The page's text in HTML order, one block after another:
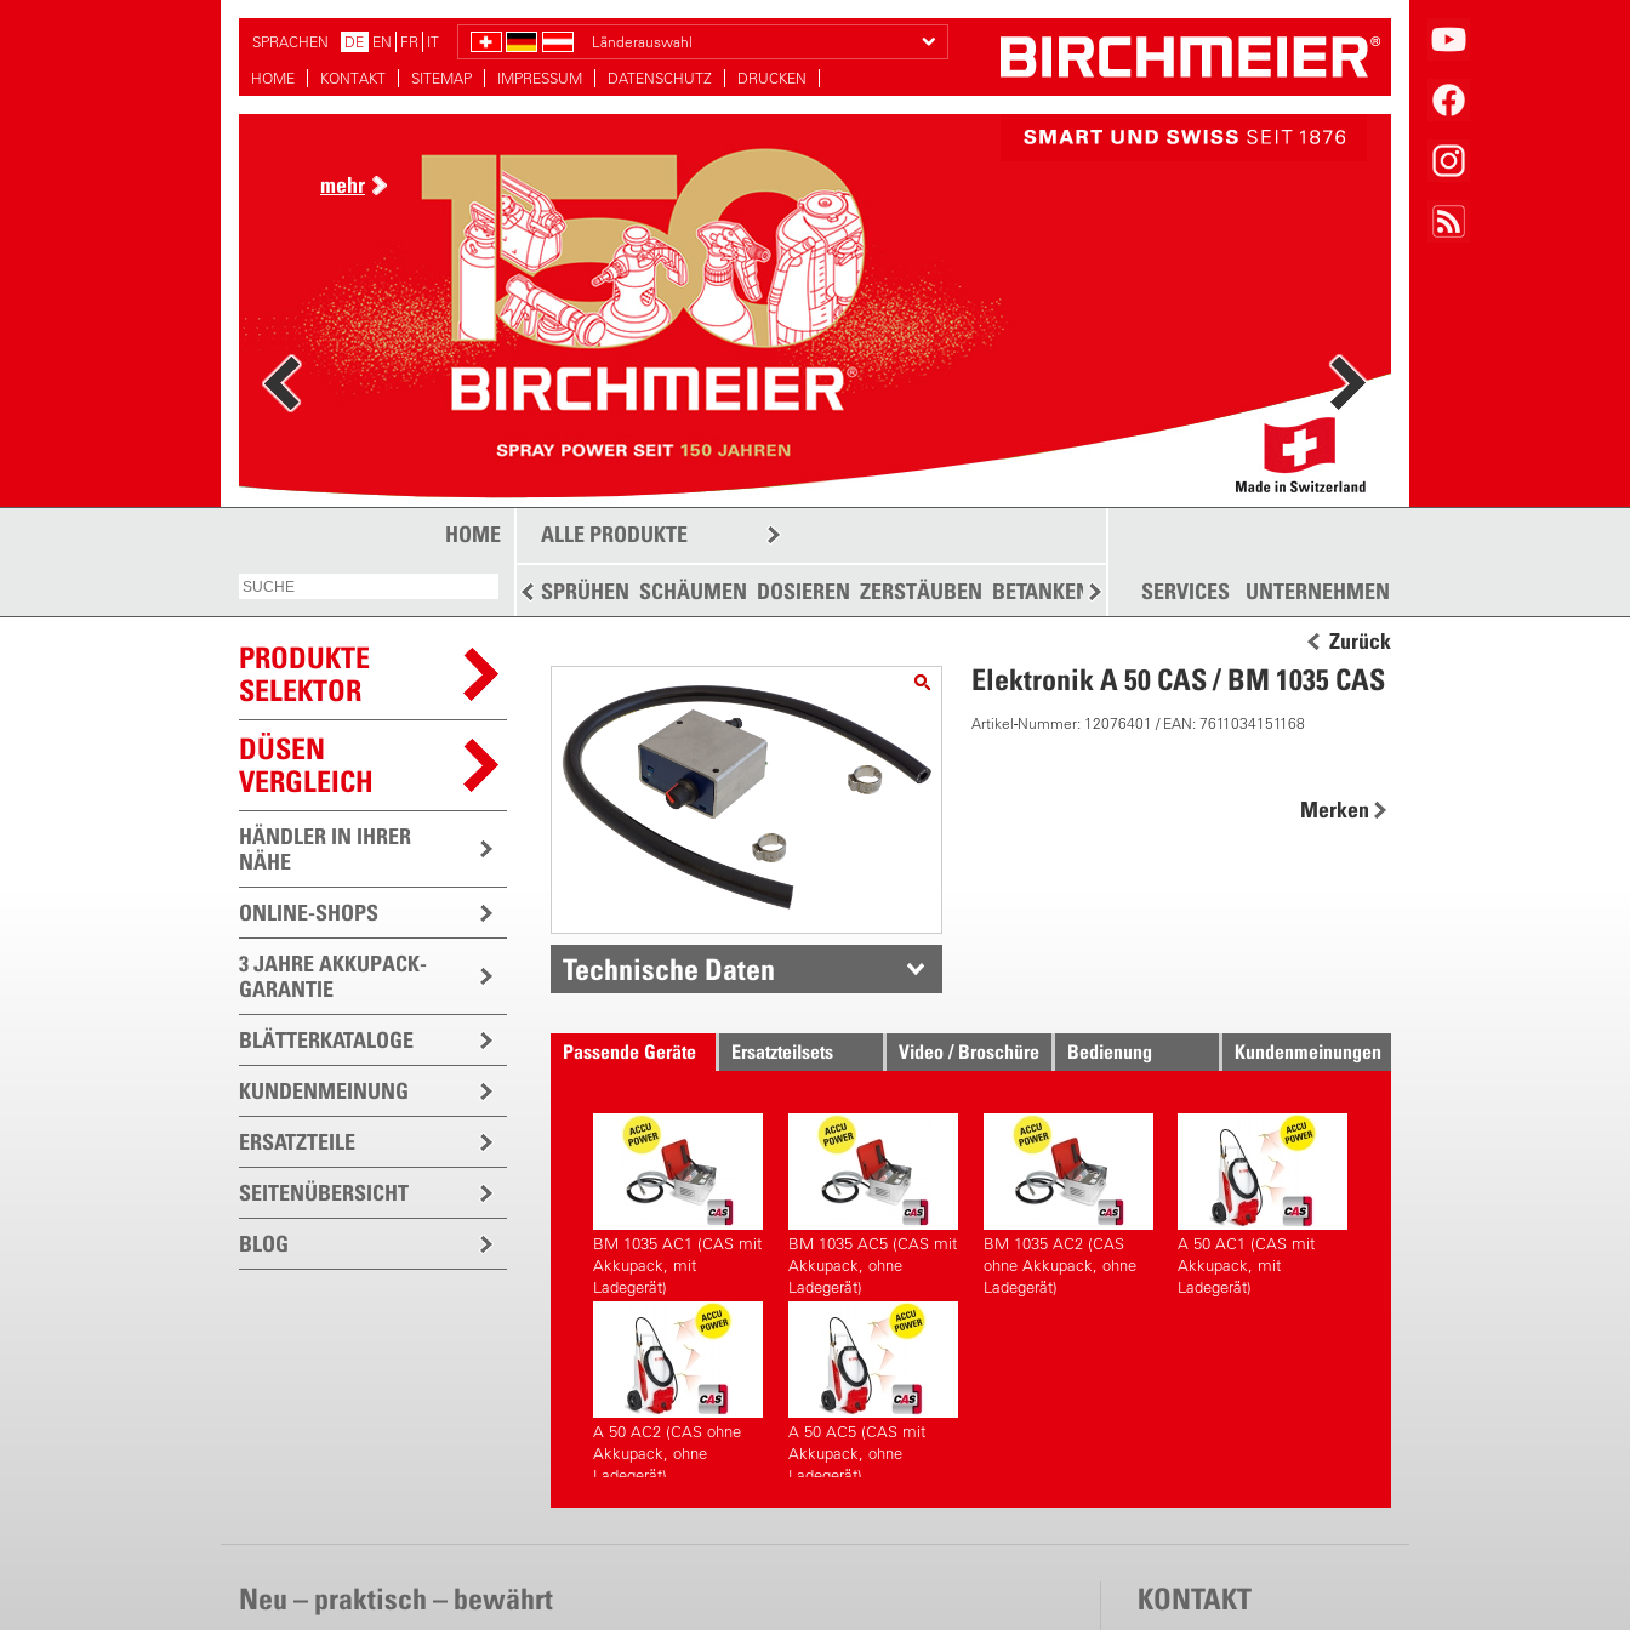
SPRACHEN DE EN FR IT
Länderauswahl
HOME
KONTAKT SITEMAP IMPRESSUM DATENSCHUTZ DRUCKEN
mehr
HOME ALLE PRODUKTE
SPRÜHEN SCHÄUMEN DOSIEREN ZERSTÄUBEN BETANKEN STREUEN WEITERE
SERVICES UNTERNEHMEN
PRODUKTE
SELEKTOR
DÜSEN
VERGLEICH
HÄNDLER IN IHRER
NÄHE
ONLINE-SHOPS
3 JAHRE AKKUPACK-
GARANTIE
BLÄTTERKATALOGE
KUNDENMEINUNG
ERSATZTEILE
SEITENÜBERSICHT
BLOG
Zurück
Elektronik A 50 CAS / BM 1035 CAS
Artikel-Nummer: 12076401 / EAN: 7611034151168
Merken
Technische Daten
Passende Geräte Ersatzteilsets Video / Broschüre Bedienung Kundenmeinungen
BM 1035 AC1 (CAS mit
Akkupack, mit
Ladegerät)
BM 1035 AC5 (CAS mit
Akkupack, ohne
Ladegerät)
BM 1035 AC2 (CAS
ohne Akkupack, ohne
Ladegerät)
A 50 AC1 (CAS mit
Akkupack, mit
Ladegerät)
A 50 AC2 (CAS ohne
Akkupack, ohne
Ladegerät)
A 50 AC5 (CAS mit
Akkupack, ohne
Ladegerät)
Neu – praktisch – bewährt KONTAKT